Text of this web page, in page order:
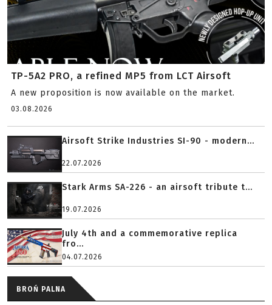
TP-5A2 PRO, a refined MP5 from LCT Airsoft
A new proposition is now available on the market.
03.08.2026
Airsoft Strike Industries SI-90 - modern...
22.07.2026
Stark Arms SA-226 - an airsoft tribute t...
19.07.2026
July 4th and a commemorative replica
fro...
04.07.2026
BROŃ PALNA